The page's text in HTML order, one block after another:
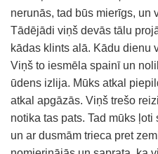
nerunās, tad būs mierīgs, un
Tādējādi viņš devās tālu
kādas klints alā. Kādu dienu
Viņš to iesmēla spainī un
ūdens izlija. Mūks atkal
atkal apgāzās. Viņš trešo
notika tas pats. Tad mūks
un ar dusmām trieca pret